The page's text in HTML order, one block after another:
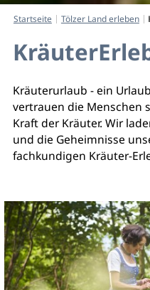
Startseite Tölzer Land erleben
Kräuterurlaub - ein
vertrauen die Menschen
Kraft der Kräuter. Wir
und die Geheimnisse
fachkundigen Kräuter-